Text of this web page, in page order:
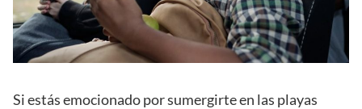
Si estás emocionado por sumergirte en las playas